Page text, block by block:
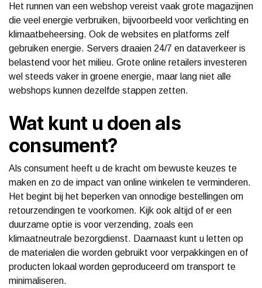
Het runnen van een webshop vereist vaak grote magazijnen
die veel energie verbruiken, bijvoorbeeld voor verlichting en
klimaatbeheersing. Ook de websites en platforms zelf
gebruiken energie. Servers draaien 24/7 en dataverkeer is
belastend voor het milieu. Grote online retailers investeren
wel steeds vaker in groene energie, maar lang niet alle
webshops kunnen dezelfde stappen zetten.
Wat kunt u doen als
consument?
Als consument heeft u de kracht om bewuste keuzes te
maken en zo de impact van online winkelen te verminderen.
Het begint bij het beperken van onnodige bestellingen om
retourzendingen te voorkomen. Kijk ook altijd of er een
duurzame optie is voor verzending, zoals een
klimaatneutrale bezorgdienst. Daarnaast kunt u letten op
de materialen die worden gebruikt voor verpakkingen en of
producten lokaal worden geproduceerd om transport te
minimaliseren.